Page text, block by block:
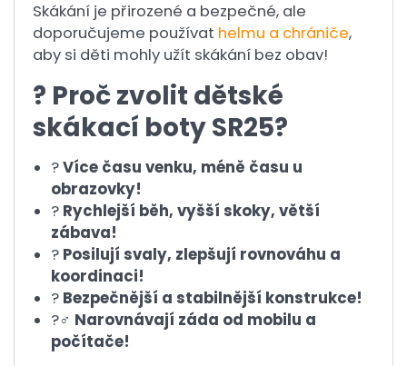
Skákání je přirozené a bezpečné, ale
doporučujeme používat helmu a chrániče,
aby si děti mohly užít skákání bez obav!
? Proč zvolit dětské
skákací boty SR25?
?Více času venku, méně času u
obrazovky!
? Rychlejší běh, vyšší skoky, větší
zábava!
? Posilují svaly, zlepšují rovnováhu a
koordinaci!
? Bezpečnější a stabilnější konstrukce!
?♂️ Narovnávají záda od mobilu a
počítače!